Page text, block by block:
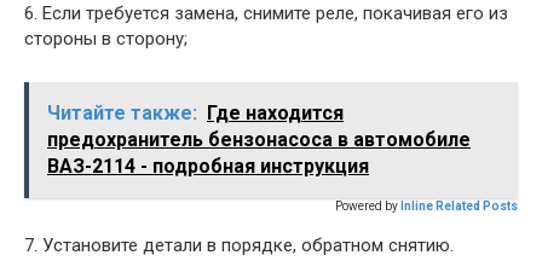
6. Если требуется замена, снимите реле, покачивая его из
стороны в сторону;
Читайте также: Где находится
предохранитель бензонасоса в автомобиле
ВАЗ-2114 - подробная инструкция
Powered by Inline Related Posts
7. Установите детали в порядке, обратном снятию.